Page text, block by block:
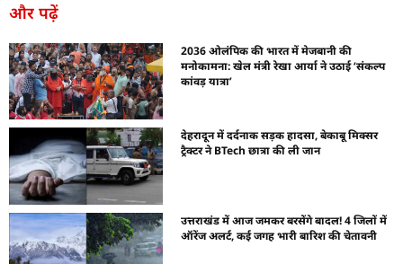
और पढ़ें
2036 ओलंपिक की भारत में मेजबानी की
मनोकामना: खेल मंत्री रेखा आर्या ने उठाई ‘संकल्प
कांवड़ यात्रा’
देहरादून में दर्दनाक सड़क हादसा, बेकाबू मिक्सर
ट्रैक्टर ने BTech छात्रा की ली जान
उत्तराखंड में आज जमकर बरसेंगे बादल! 4 जिलों में
ऑरेंज अलर्ट, कई जगह भारी बारिश की चेतावनी